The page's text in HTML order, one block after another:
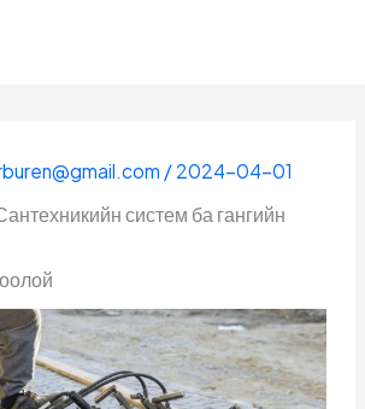
/ 2024-04-01
систем ба гангийн